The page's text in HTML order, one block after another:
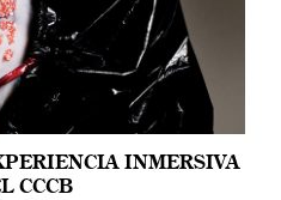
INMERSIVA
CCCB